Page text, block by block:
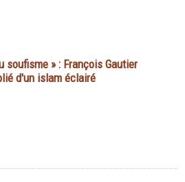
soufisme » : François Gautier
d'un islam éclairé